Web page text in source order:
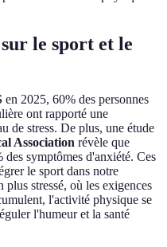
le sport et le
en 2025, 60% des personnes
ont rapporté une
de stress. De plus, une étude
Association révèle que
symptômes d'anxiété. Ces
le sport dans notre
stressé, où les exigences
l'activité physique se
l'humeur et la santé